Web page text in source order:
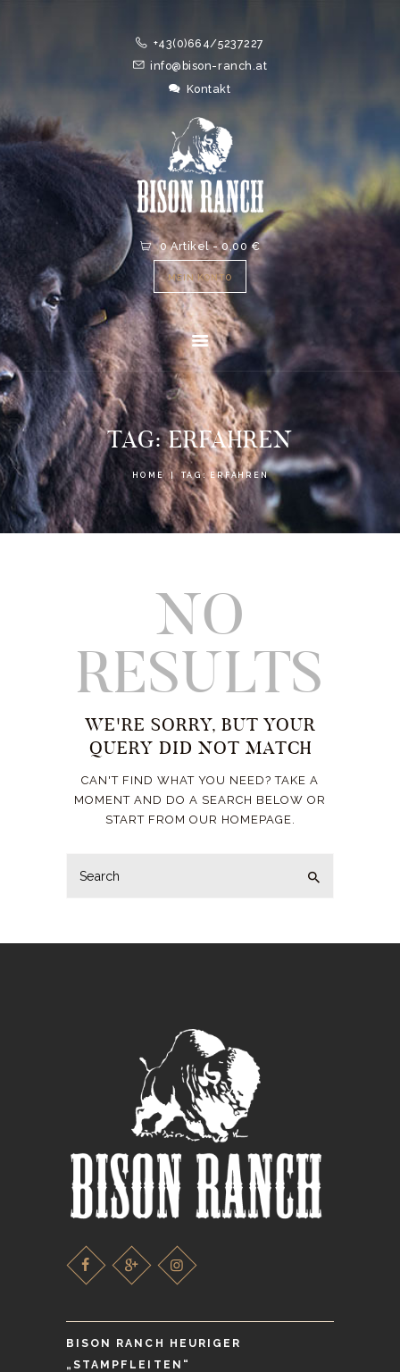
+43(0)664/5237227
info@bison-ranch.at
Kontakt
0 Artikel-0,00 €
MEIN KONTO
TAG: ERFAHREN
HOME TAG: ERFAHREN
ONLINESHOP
NEWS
EVENTS
NO
RESULTS
WE'RE SORRY, BUT YOUR
QUERY DID NOT MATCH
CAN'T FIND WHAT YOU NEED? TAKE A
MOMENT AND DO A SEARCH BELOW OR
START FROM OUR HOMEPAGE.
BISON RANCH HEURIGER
„STAMPFLEITEN“